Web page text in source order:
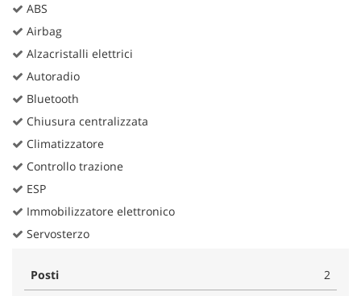
ABS
Airbag
Alzacristalli elettrici
Autoradio
Bluetooth
Chiusura centralizzata
Climatizzatore
Controllo trazione
ESP
Immobilizzatore elettronico
Servosterzo
Posti
2